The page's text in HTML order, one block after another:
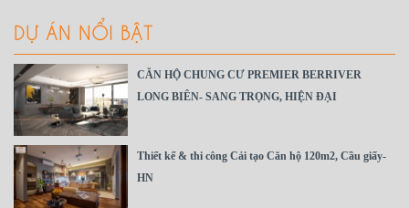
DỰ ÁN NỔI BẬT
CĂN HỘ CHUNG CƯ PREMIER BERRIVER
LONG BIÊN- SANG TRỌNG, HIỆN ĐẠI
Thiết kế & thi công Cải tạo Căn hộ 120m2, Cầu giấy-
HN